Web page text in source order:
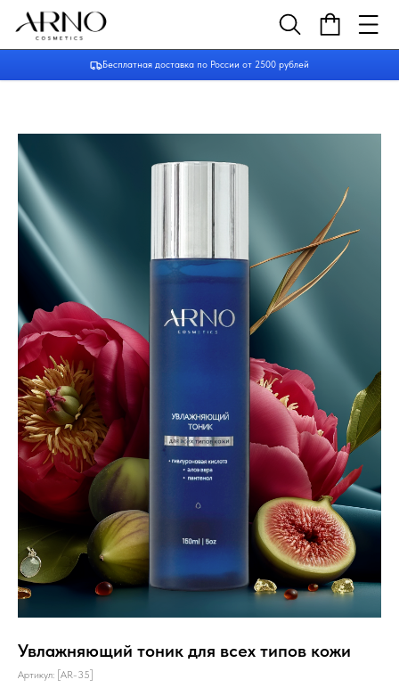
Бесплатная доставка по России от 2500 рублей
Увлажняющий тоник для всех типов кожи
Артикул: [AR-35]